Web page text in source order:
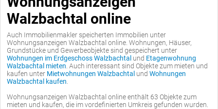
Walzbachtal online
Auch Immobilienmakler speicherten Immobilien unter
Wohnungsanzeigen Walzbachtal online. Wohnungen, Häuser,
Grundstücke und Gewerbeobjekte sind gespeichert unter
Wohnungen im Erdgeschoss Walzbachtal und Etagenwohnung
Walzbachtal mieten . Auch interessant sind Objekte zum mieten und
kaufen unter Mietwohnungen Walzbachtal und Wohnungen
Walzbachtal kaufen
Wohnungsanzeigen Walzbachtal online enthält 63 Objekte zum
mieten und kaufen, die im vordefinierten Umkreis gefunden wurden.